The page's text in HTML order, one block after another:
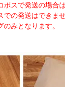
ポスで発送の場合
での発送はできま
みとなります。